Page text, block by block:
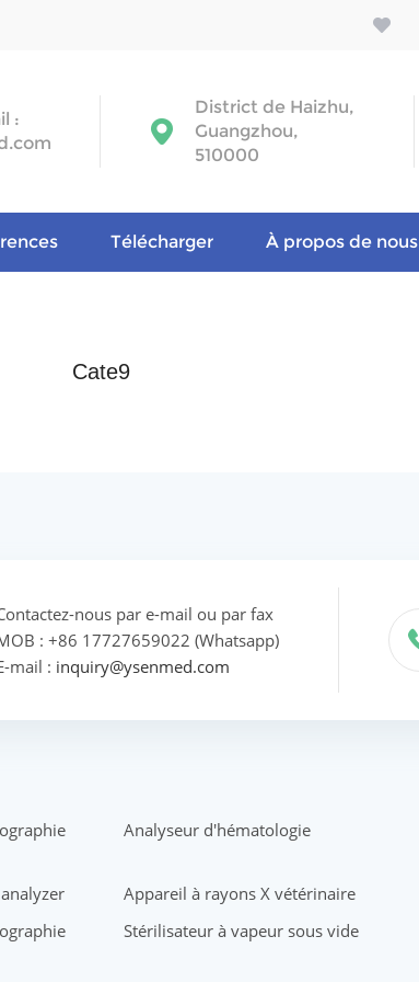
:
District de Haizhu,
Guangzhou,
510000
Télécharger À propos de nous
Cate9
nous par e-mail ou par fax
: +86 17727659022 (Whatsapp)
mail : inquiry@ysenmed.com
Analyseur d'hématologie
Appareil à rayons X vétérinaire
Stérilisateur à vapeur sous vide